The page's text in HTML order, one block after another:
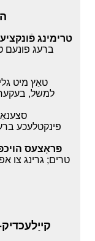
· טרימינג
ברעג פונעם
טאַץ מיט
למשל,
פּינקטלעכע
·פּראָצעס
טרים; גרינג צו